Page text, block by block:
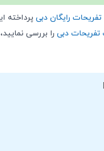
تفریحات رایگان دبی پرداخته
دبی را بررسی نمایید،